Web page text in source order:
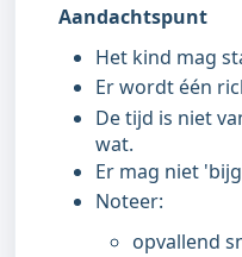
Aandachtspunt
Het kind mag
Er wordt één
De tijd is niet
wat.
Er mag niet
Noteer:
opvallend